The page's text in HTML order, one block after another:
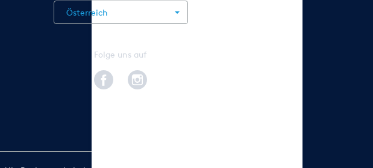
Österreich
Folge uns auf